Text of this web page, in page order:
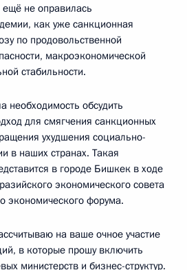
не оправилась
как уже санкционная
по продовольственной
макроэкономической
стабильности.
необходимость обсудить
для смягчения санкционных
ухудшения социально-
в наших странах. Такая
в городе Бишкек в ходе
экономического совета
экономического форума.
на ваше очное участие
в которые прошу включить
министерств и бизнес-структур.